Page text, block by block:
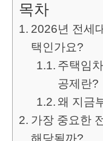
목차
2026년 전세
택인가요?
주택임
공제란?
왜 지금
가장 중요한
해당될까?